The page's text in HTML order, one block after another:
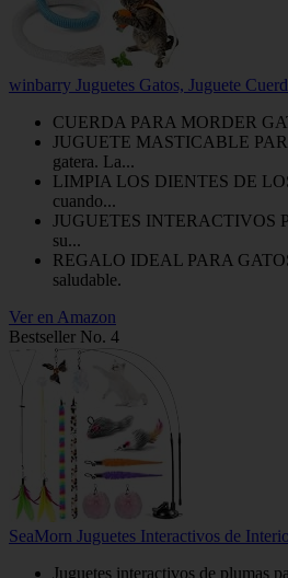
winbarry Juguetes Gatos, Juguete
CUERDA PARA MORDER
JUGUETE MASTICABLE PARA
gatera. La...
LIMPIA LOS DIENTES DE LOS
cuando...
JUGUETES INTERACTIVOS
su...
REGALO IDEAL PARA GATOS:
saludable.
Ver en Amazon
Bestseller No. 4
SeaMorn Juguetes Interactivos de
Juguetes interactivos de plumas